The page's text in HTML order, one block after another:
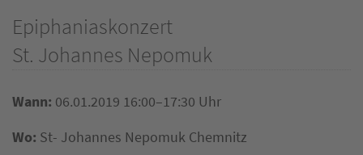
Epiphaniaskonzert
St. Johannes Nepomuk
Wann: 06.01.2019 16:00–17:30 Uhr
Wo: St- Johannes Nepomuk Chemnitz